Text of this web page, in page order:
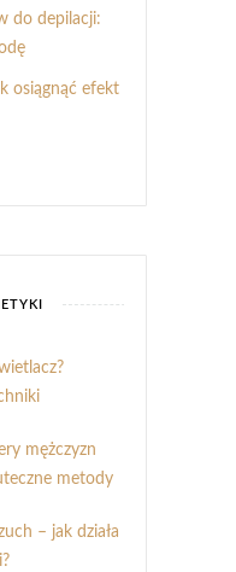
do depilacji:
osiągnąć efekt
mężczyzn
metody
– jak działa